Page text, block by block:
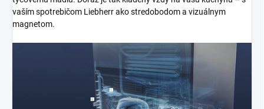
vaším spotrebičom Liebherr ako stredobodom a vizuálnym
magnetom.